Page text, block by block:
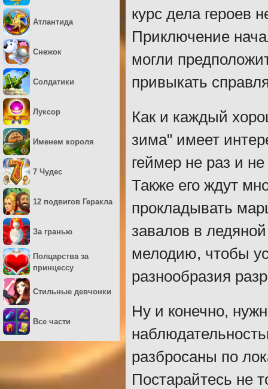
курс дела героев
Приключение
могли
привыкать
Как и каждый
зима" имеет
геймер не раз и
Также его ждут
прокладывать
завалов в
мелодию, чтобы
разнообразия
Ну и конечно,
разбросаны по
Постарайтесь не
Атлантида
Снежок
Солдатики
Луксор
Именем короля
7 Чудес
12 подвигов Геракла
За гранью
Полцарства за
принцессу
Стильные девчонки
Все части